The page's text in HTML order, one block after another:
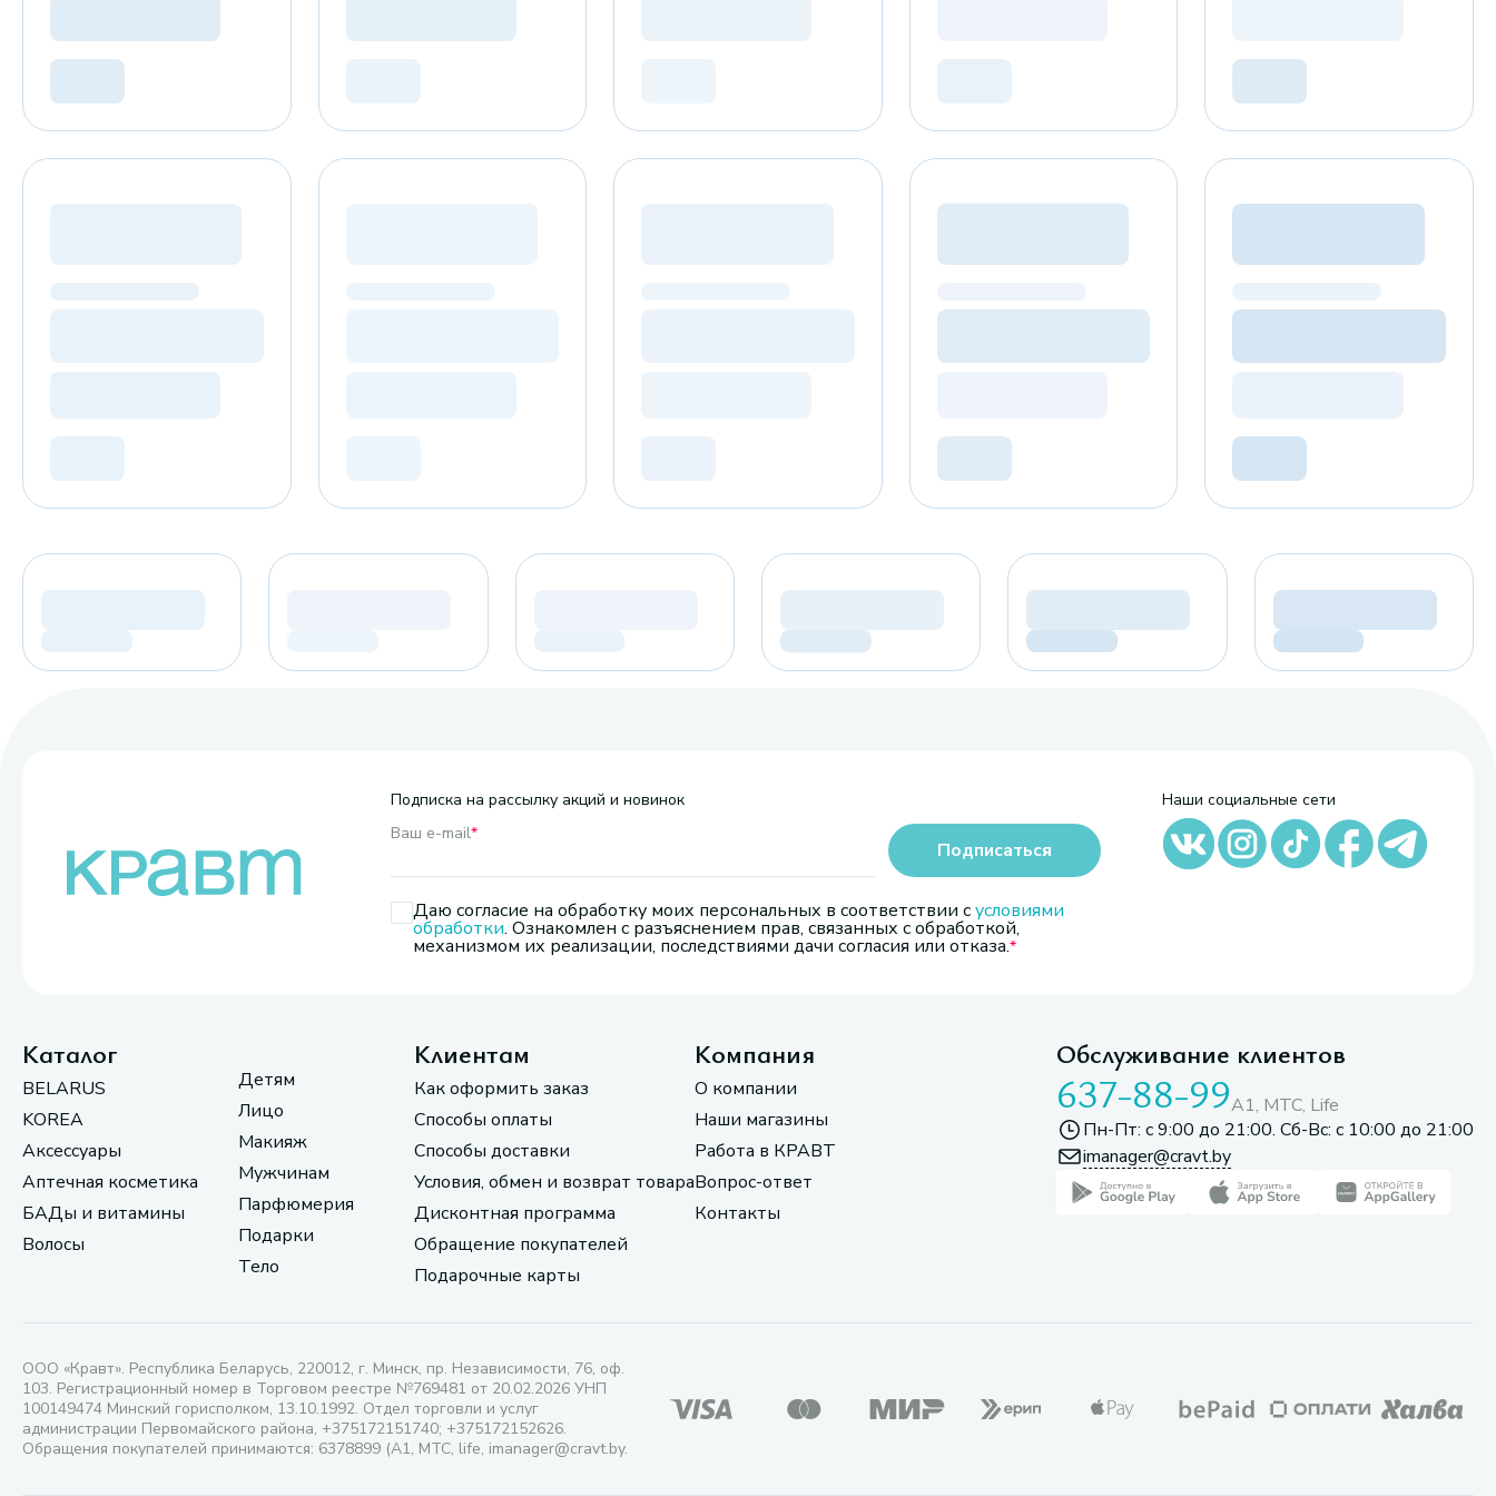
Подписка на рассылку акций и новинок
Ваш e-mail*
Даю согласие на обработку моих персональных в соответствии сусловиями
обработки. Ознакомлен с разъяснением прав, связанных с обработкой,
механизмом их реализации, последствиями дачи согласия или отказа.
Подписаться
Наши социальные сети
Каталог
BELARUS
KOREA
Аксессуары
Аптечная косметика
БАДы и витамины
Волосы
Детям
Лицо
Макияж
Мужчинам
Парфюмерия
Подарки
Тело
Клиентам
Как оформить заказ
Способы оплаты
Способы доставки
Условия, обмен и возврат товара
Дисконтная программа
Обращение покупателей
Подарочные карты
Компания
О компании
Наши магазины
Работа в КРАВТ
Вопрос-ответ
Контакты
Обслуживание клиентов
637-88-99A1, МТС, Life
Пн-Пт: с 9:00 до 21:00. Сб-Вс: с 10:00 до 21:00
imanager@cravt.by
ООО «Кравт». Республика Беларусь, 220012, г. Минск, пр. Независимости, 76, оф.
103. Регистрационный номер в Торговом реестре №769481 от 20.02.2026 УНП
100149474 Минский горисполком, 13.10.1992. Отдел торговли и услуг
администрации Первомайского района, +375172151740; +375172152626.
Обращения покупателей принимаются: 6378899 (А1, МТС, life, imanager@cravt.by.